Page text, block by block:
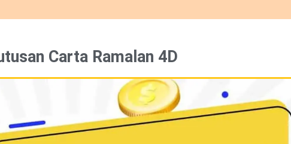
Carta Ramalan 4D